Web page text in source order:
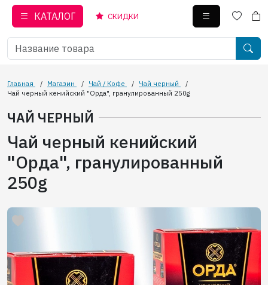
КАТАЛОГ СКИДКИ
Главная / Магазин / Чай / Кофе / Чай черный
/
Чай черный кенийский "Орда", гранулированный 250g
ЧАЙ ЧЕРНЫЙ
Чай черный кенийский
"Орда", гранулированный
250g